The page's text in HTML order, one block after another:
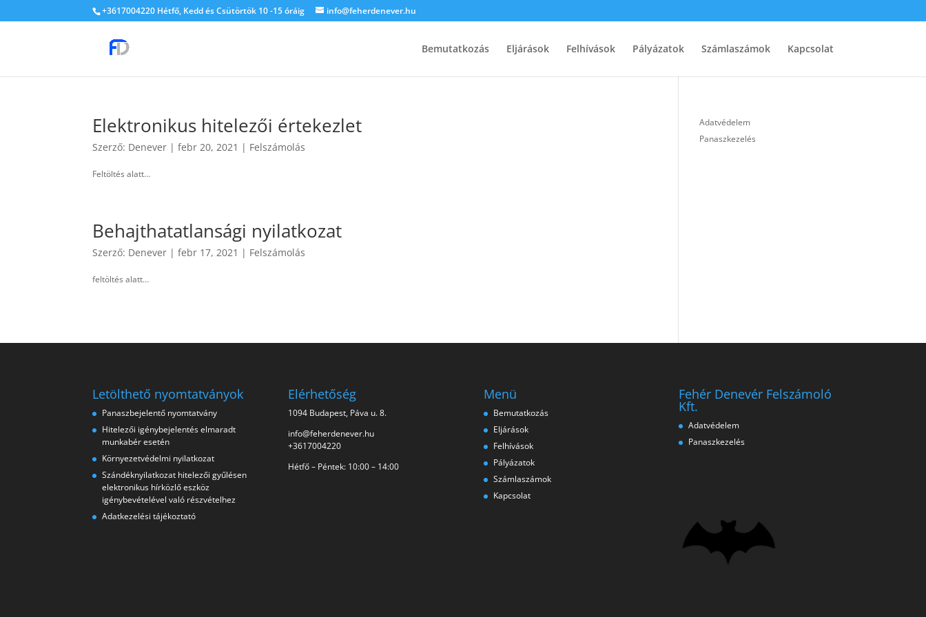
+3617004220 Hétfő, Kedd és Csütörtök 10 -15 óráig info@feherdenever.hu
Bemutatkozás Eljárások Felhívások Pályázatok Számlaszámok Kapcsolat
Elektronikus hitelezői értekezlet
Szerző: Denever |febr 20, 2021 | Felszámolás
Feltöltés alatt…
Behajthatatlansági nyilatkozat
Szerző: Denever |febr 17, 2021 | Felszámolás
feltöltés alatt…
Adatvédelem
Panaszkezelés
Letölthető nyomtatványok
Panaszbejelentő nyomtatvány
Hitelezői igénybejelentés elmaradt
munkabér esetén
Környezetvédelmi nyilatkozat
Szándéknyilatkozat hitelezői gyűlésen
elektronikus hírközlő eszköz
igénybevételével való részvételhez
Adatkezelési tájékoztató
Elérhetőség
1094 Budapest, Páva u. 8.
info@feherdenever.hu
+3617004220
Hétfő – Péntek: 10:00 – 14:00
Menü
Bemutatkozás
Eljárások
Felhívások
Pályázatok
Számlaszámok
Kapcsolat
Fehér Denevér Felszámoló
Kft.
Adatvédelem
Panaszkezelés